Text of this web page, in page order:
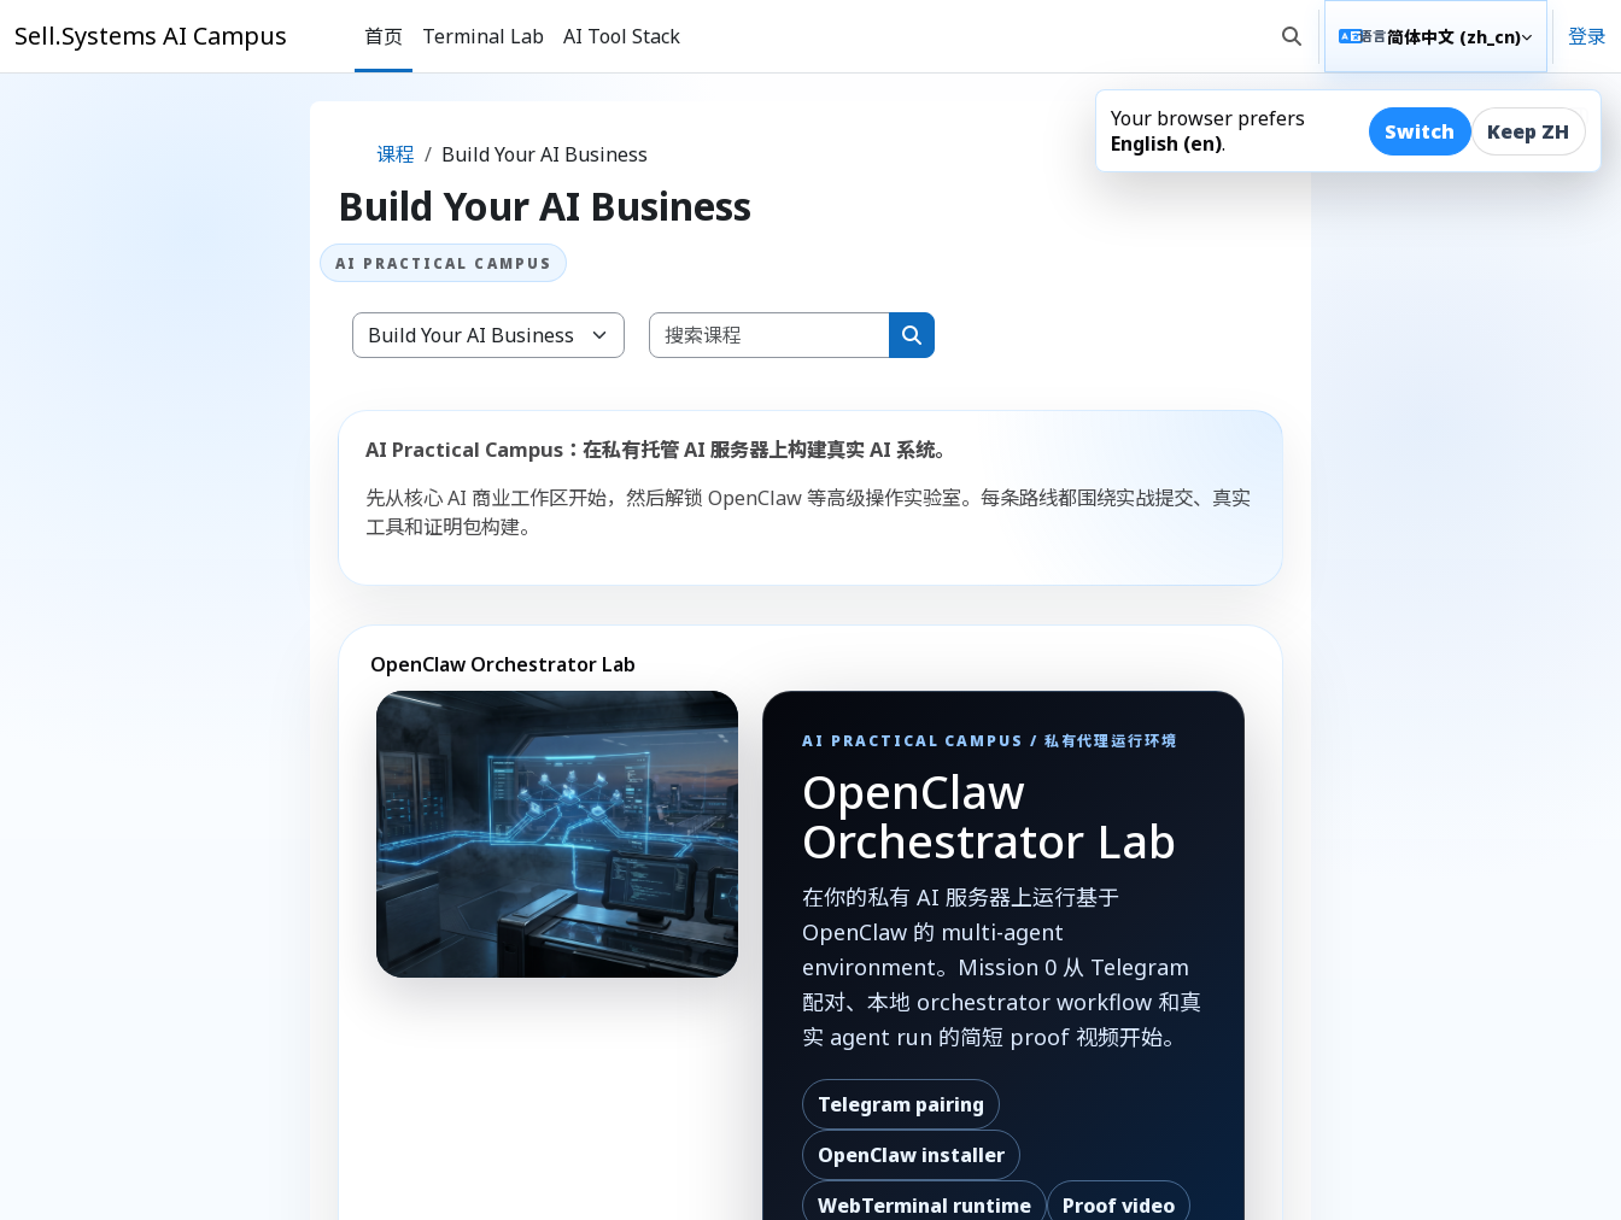
Sell.Systems AI Campus 首页 Terminal Lab AI Tool Stack 切换搜索输入
语言简体中文 ‎(zh_cn)‎ 登录
打开
课程
Build Your AI Business
Build Your AI Business
课程类别
搜索课程
搜索课程
AI Practical Campus：在私有托管 AI 服务器上构建真实 AI 系统。
先从核心 AI 商业工作区开始，然后解锁 OpenClaw 等高级操作实验室。每条路线都围绕实战提交、真实
工具和证明包构建。
OpenClaw Orchestrator Lab
AI PRACTICAL CAMPUS / 私有代理运行环境
OpenClaw
Orchestrator Lab
在你的私有 AI 服务器上运行基于
OpenClaw 的 multi-agent
environment。Mission 0 从 Telegram
配对、本地 orchestrator workflow 和真
实 agent run 的简短 proof 视频开始。
Telegram pairing
OpenClaw installer
WebTerminal runtime
Proof video
Your browser prefers
English ‎(en)‎. Switch Keep ZH